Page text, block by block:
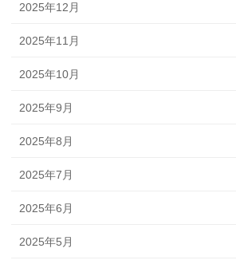
2025年12月
2025年11月
2025年10月
2025年9月
2025年8月
2025年7月
2025年6月
2025年5月